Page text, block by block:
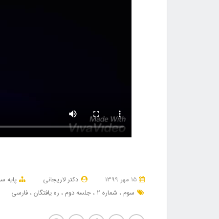
دکتر لاریجانی
پایه
سوم
شماره 2 جلسه دوم ره یافتگان فارسی